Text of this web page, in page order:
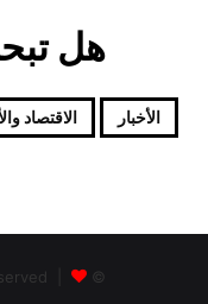
هل
الأخبار الاقتصاد
© Copyright 2026, All Rights Reserved |